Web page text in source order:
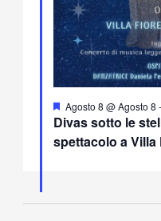
Divas sotto le
spettacolo a Villa
Segnalati
Agosto 8 @ Agosto 8 -